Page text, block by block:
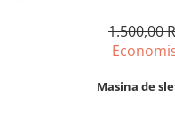
Protecţie ignifugă
Accesorii rezistente la
Combinezoane
1.500,00
Masina de